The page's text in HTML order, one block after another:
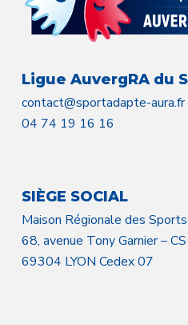
Ligue AuvergRA du
contact@sportadapte-aura.fr
04 74 19 16 16
SIÈGE SOCIAL
Maison Régionale des Sports
68, avenue Tony Garnier –
69304 LYON Cedex 07